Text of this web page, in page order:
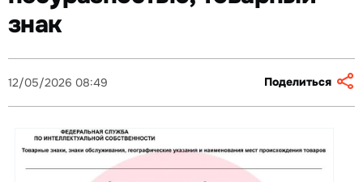
знак
12/05/2026 08:49 Поделиться